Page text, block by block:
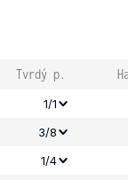
Tvrdý p.
1/1
3/8
1/4